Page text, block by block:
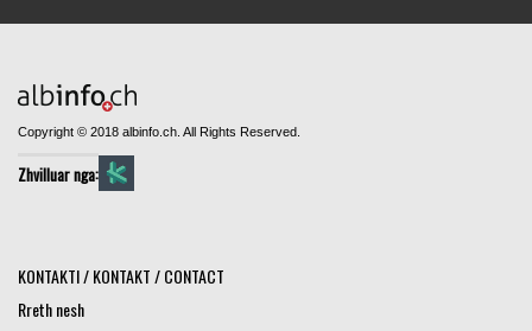
Copyright © 2018 albinfo.ch. All Rights Reserved.
Zhvilluar nga:
KONTAKTI / KONTAKT / CONTACT
Rreth nesh